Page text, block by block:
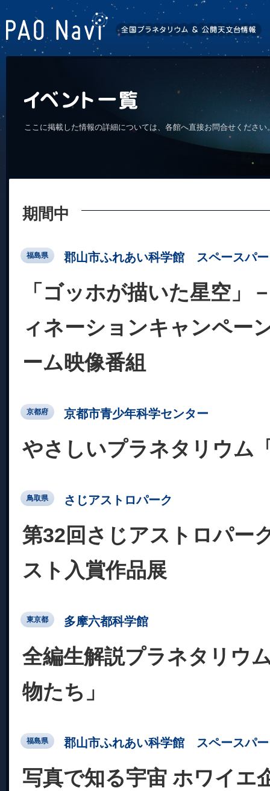
ここに掲載した情報の詳細については、各館へ直接お問合せくださ
期間中
福島県 郡山市ふれあい科学館 スペースパ
「ゴッホが描いた星空」
ィネーションキャンペー
ーム映像番組
京都府 京都市青少年科学センター
やさしいプラネタリウム
鳥取県 さじアストロパーク
第32回さじアストロパー
スト入賞作品展
東京都 多摩六都科学館
全編生解説プラネタリウ
物たち」
福島県 郡山市ふれあい科学館 スペースパ
写真で知る宇宙 ホワイエ